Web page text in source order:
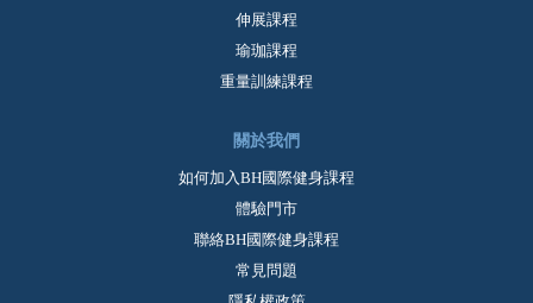
伸展課程
瑜珈課程
重量訓練課程
關於我們
如何加入BH國際健身課程
體驗門市
聯絡BH國際健身課程
常見問題